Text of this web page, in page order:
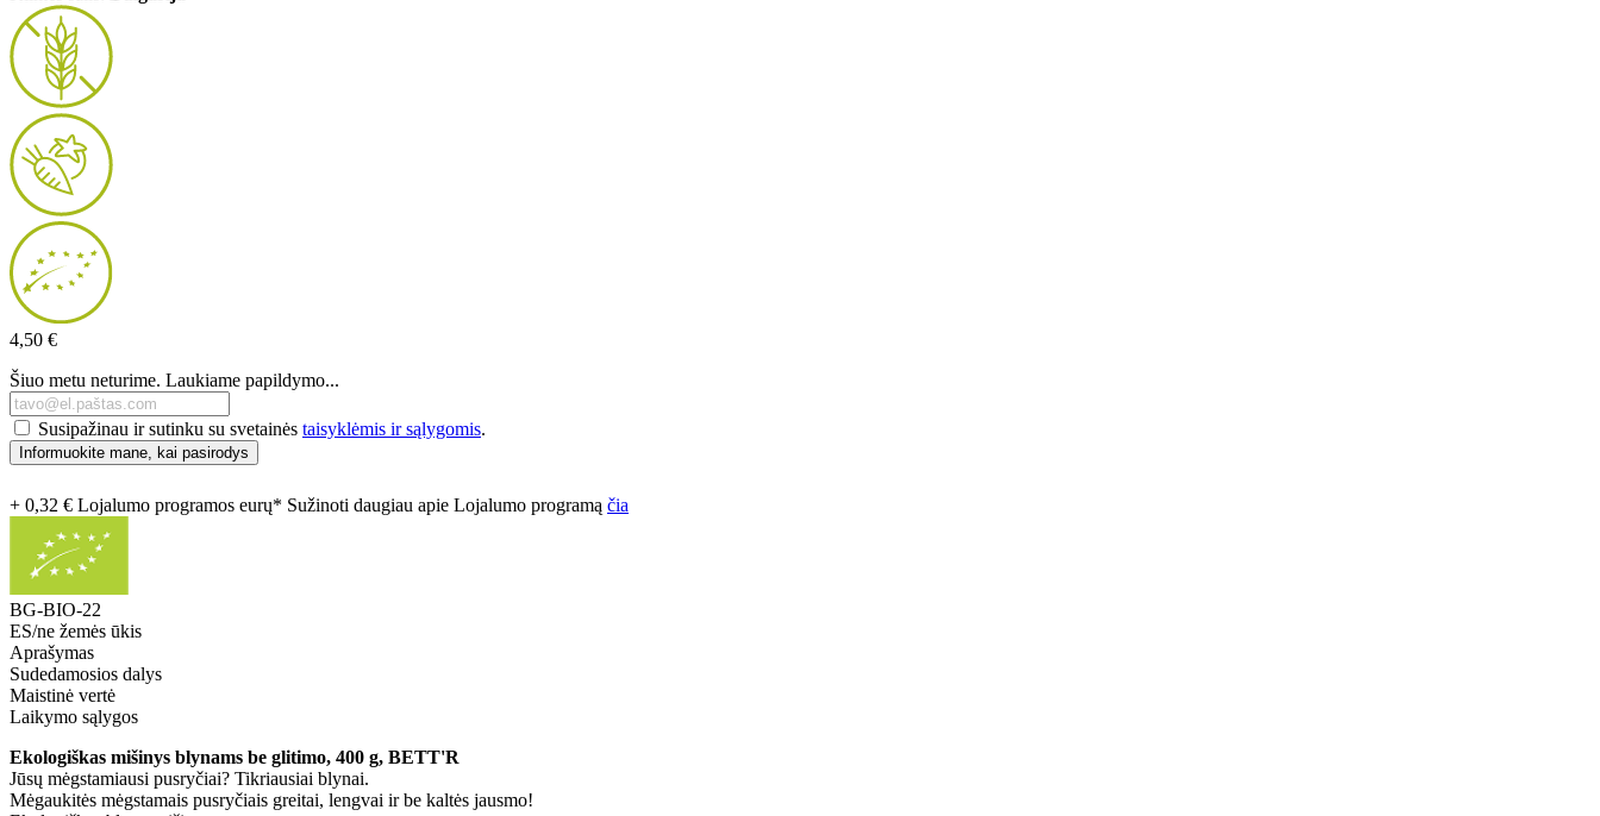
4,50 €
Šiuo metu neturime. Laukiame papildymo...
Susipažinau ir sutinku su svetainės taisyklėmis ir sąlygomis.
Informuokite mane, kai pasirodys
+ 0,32 € Lojalumo programos eurų* Sužinoti daugiau apie Lojalumo programą čia
BG-BIO-22
ES/ne žemės ūkis
Aprašymas
Sudedamosios dalys
Maistinė vertė
Laikymo sąlygos
Ekologiškas mišinys blynams be glitimo, 400 g, BETT'R
Jūsų mėgstamiausi pusryčiai? Tikriausiai blynai.
Mėgaukitės mėgstamais pusryčiais greitai, lengvai ir be kaltės jausmo!